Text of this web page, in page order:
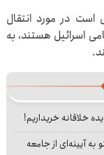
است در مورد انتقال
اسرائیل هستند، به
خلاقانه خریداریم!
آیینه‌ای از جامعه